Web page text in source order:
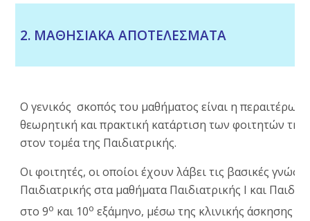
2. ΜΑΘΗΣΙΑΚΑ ΑΠΟΤΕΛΕΣΜΑΤΑ
Ο γενικός σκοπός του μαθήματος είναι η περαιτέρω
θεωρητική και πρακτική κατάρτιση των φοιτητών της
στον τομέα της Παιδιατρικής.
Οι φοιτητές, οι οποίοι έχουν λάβει τις βασικές
Παιδιατρικής στα μαθήματα Παιδιατρικής Ι και
στο 9ο και 10ο εξάμηνο, μέσω της κλινικής άσκησης